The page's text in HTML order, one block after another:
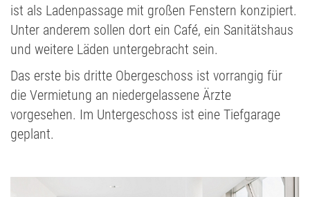
ist als Ladenpassage mit großen Fenstern konzipiert.
Unter anderem sollen dort ein Café, ein Sanitätshaus
und weitere Läden untergebracht sein.
Das erste bis dritte Obergeschoss ist vorrangig für
die Vermietung an niedergelassene Ärzte
vorgesehen. Im Untergeschoss ist eine Tiefgarage
geplant.